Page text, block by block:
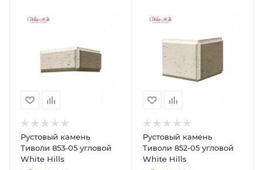
Рустовый камень
Тиволи 853-05 угловой
White Hills
Рустовый камень
Тиволи 852-05 угловой
White Hills